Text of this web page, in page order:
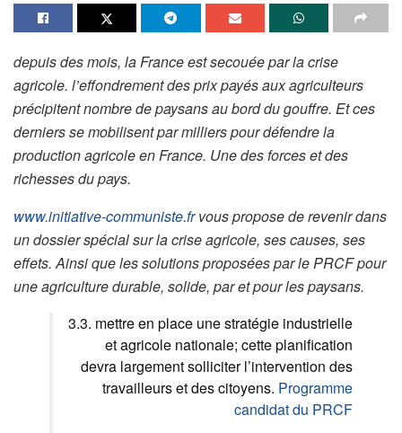
depuis des mois, la France est secouée par la crise
agricole. l’effondrement des prix payés aux agriculteurs
précipitent nombre de paysans au bord du gouffre. Et ces
derniers se mobilisent par milliers pour défendre la
production agricole en France. Une des forces et des
richesses du pays.
www.initiative-communiste.frvous propose de revenir dans
un dossier spécial sur la crise agricole, ses causes, ses
effets. Ainsi que les solutions proposées par le PRCF pour
une agriculture durable, solide, par et pour les paysans.
3.3. mettre en place une stratégie industrielle
et agricole nationale; cette planification
devra largement solliciter l’intervention des
travailleurs et des citoyens. Programme
candidat du PRCF